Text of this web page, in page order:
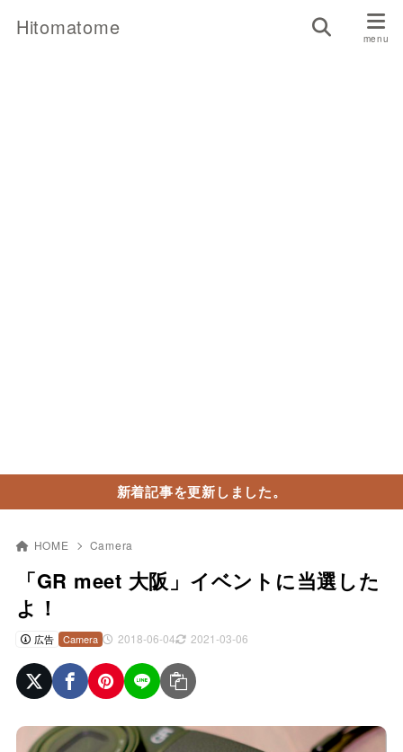
Hitomatome
新着記事を更新しました。
HOME Camera
「GR meet 大阪」イベントに当選した
よ！
広告 2018-06-04 2021-03-06
Camera